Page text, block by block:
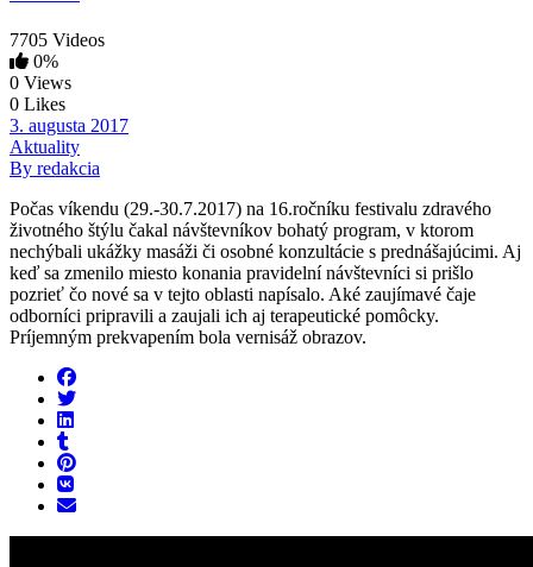
7705 Videos
0%
0 Views
0 Likes
3. augusta 2017
Aktuality
By redakcia
Počas víkendu (29.-30.7.2017) na 16.ročníku festivalu zdravého
životného štýlu čakal návštevníkov bohatý program, v ktorom
nechýbali ukážky masáži či osobné konzultácie s prednášajúcimi. Aj
keď sa zmenilo miesto konania pravidelní návštevníci si prišlo
pozrieť čo nové sa v tejto oblasti napísalo. Aké zaujímavé čaje
odborníci pripravili a zaujali ich aj terapeutické pomôcky.
Príjemným prekvapením bola vernisáž obrazov.